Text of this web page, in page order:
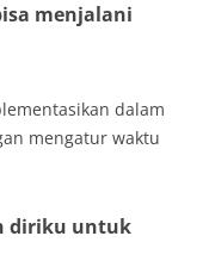
menjalani
dalam
mengatur waktu
diriku untuk